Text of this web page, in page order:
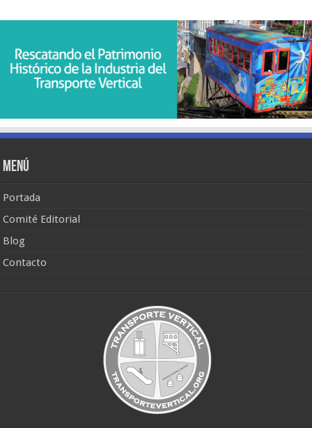
Menú
Portada
Comité Editorial
Blog
Contacto